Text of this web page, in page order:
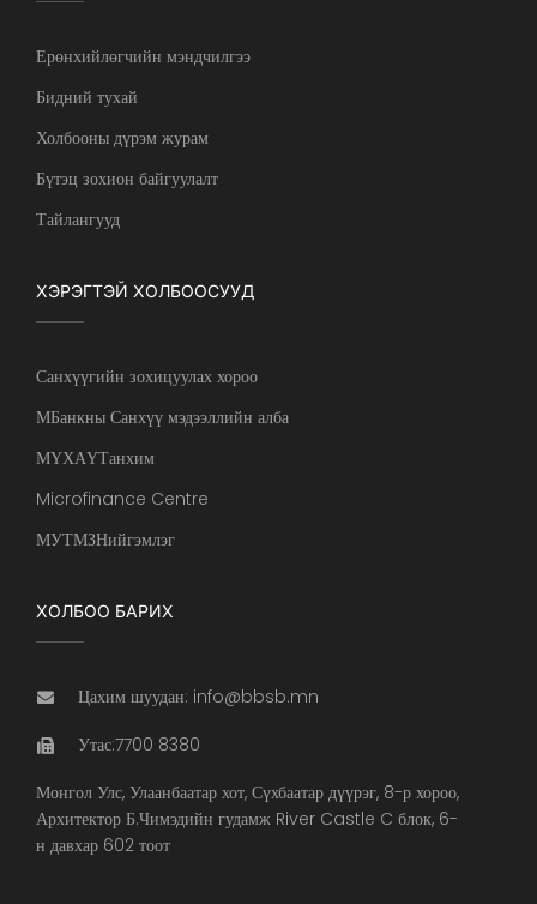
Ерөнхийлөгчийн мэндчилгээ
Бидний тухай
Холбооны дүрэм журам
Бүтэц зохион байгуулалт
Тайлангууд
ХЭРЭГТЭЙ ХОЛБООСУУД
Санхүүгийн зохицуулах хороо
МБанкны Санхүү мэдээллийн алба
МҮХАҮТанхим
Microfinance Centre
МУТМЗНийгэмлэг
ХОЛБОО БАРИХ
Цахим шуудан: info@bbsb.mn
Утас:7700 8380
Монгол Улс, Улаанбаатар хот, Сүхбаатар дүүрэг, 8-р хороо,
Архитектор Б.Чимэдийн гудамж River Castle C блок, 6-
н давхар 602 тоот